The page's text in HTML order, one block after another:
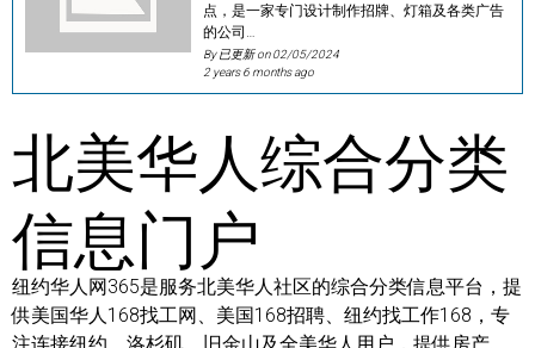
点，是一家专门设计制作招牌、灯箱及各类广告
的公司…
By 已更新 on02/05/2024
2 years 6 months ago
北美华人综合分类
信息门户
纽约华人网365是服务北美华人社区的综合分类信息平台，提
供美国华人168找工网、美国168招聘、纽约找工作168，专
注连接纽约、洛杉矶、旧金山及全美华人用户，提供房产、